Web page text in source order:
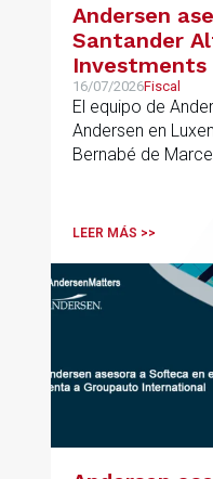
Andersen
Santander
Investments
de un nuevo
la
europeas
16/07/2026Fiscal
El equipo de
Andersen en
Bernabé de
formación del
LEER MÁS >>